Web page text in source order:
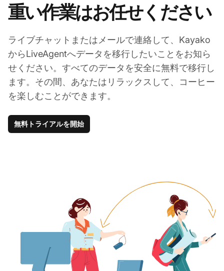
重い作業はお任せください
ライブチャットまたはメールで連絡して、Kayako
からLiveAgentへデータを移行したいことをお知ら
せください。すべてのデータを安全に無料で移行し
ます。その間、あなたはリラックスして、コーヒー
を楽しむことができます。
無料トライアルを開始